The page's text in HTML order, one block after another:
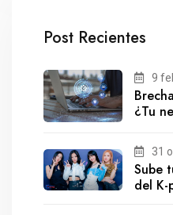
Post Recientes
9
¿Tu
31
Sube
del K-